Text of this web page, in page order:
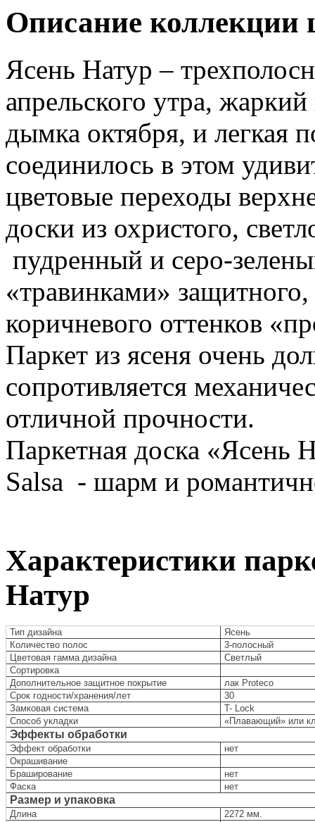
Описание коллекции
Ясень Натур –
апрельского утра,
дымка октября, и легкая
соединилось в этом
цветовые переходы
доски из охристого,
пудренный и серо-
«травинками»
коричневого оттенков
Паркет из ясеня очень
сопротивляется
отличной прочности.
Паркетная доска «Ясень
Salsa - шарм и
Характеристики
Натур
Тип дизайна
Ясень
Количество полос
3-полосный
Цветовая гамма дизайна
Светлый
Сортировка
Дополнительное защитное покрытие
лак Proteco
Срок годности/хранения/лет
30
Замковая система
T- Lock
Способ укладки
«Плавающий» или
Эффекты обработки
Эффект обработки
нет
Окрашивание
Браширование
нет
Фаска
нет
Размер и упаковка
Длина
2272 мм.